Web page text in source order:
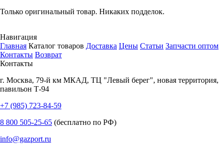
Только оригинальный товар. Никаких подделок.
Навигация
Главная Каталог товаров Доставка Цены Статьи Запчасти оптом
Контакты Возврат
Контакты
г. Москва, 79-й км МКАД, ТЦ "Левый берег", новая территория,
павильон Т-94
+7 (985) 723-84-59
8 800 505-25-65 (бесплатно по РФ)
info@gazport.ru